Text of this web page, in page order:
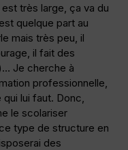
très large, ça va du
quelque part au
mais très peu, il
il fait des
Je cherche à
professionnelle,
lui faut. Donc,
le scolariser
type de structure en
des